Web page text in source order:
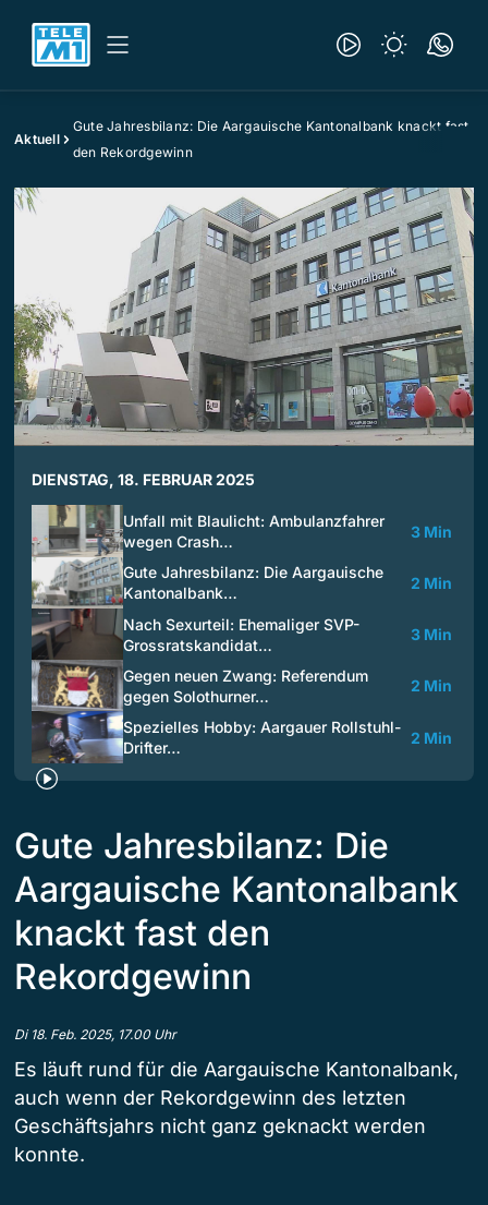
Aktuell
Gute Jahresbilanz: Die Aargauische Kantonalbank knackt fast
den Rekordgewinn
DIENSTAG, 18. FEBRUAR 2025
Unfall mit Blaulicht: Ambulanzfahrer
wegen Crash…
3 Min
Gute Jahresbilanz: Die Aargauische
Kantonalbank…
2 Min
Nach Sexurteil: Ehemaliger SVP-
Grossratskandidat…
3 Min
Gegen neuen Zwang: Referendum
gegen Solothurner…
2 Min
Spezielles Hobby: Aargauer Rollstuhl-
Drifter…
2 Min
Gute Jahresbilanz: Die
Aargauische Kantonalbank
knackt fast den
Rekordgewinn
Di 18. Feb. 2025, 17.00 Uhr
Es läuft rund für die Aargauische Kantonalbank,
auch wenn der Rekordgewinn des letzten
Geschäftsjahrs nicht ganz geknackt werden
konnte.